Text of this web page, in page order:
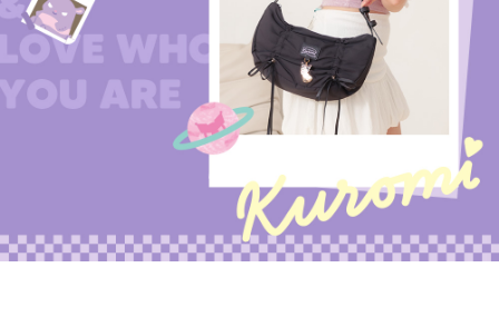
恩沛科技股份有限公司將有權停止該用戶之使用額度並採取法律行動。
海外宅配 查看運費